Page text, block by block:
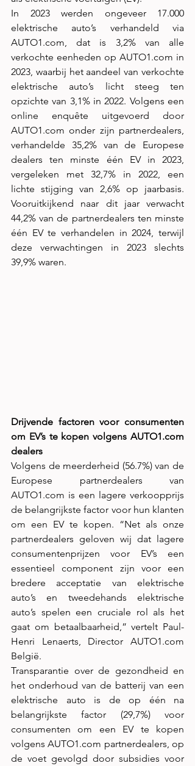
In 2023 werden ongeveer 17.000
AUTO1.com, dat is 3,2% van alle
verkochte eenheden op AUTO1.com in
2023, waarbij het aandeel van verkochte
elektrische auto’s licht steeg ten
opzichte van 3,1% in 2022. Volgens een
AUTO1.com onder zijn partnerdealers,
verhandelde 35,2% van de Europese
dealers ten minste één EV in 2023,
vergeleken met 32,7% in 2022, een
lichte stijging van 2,6% op jaarbasis.
Vooruitkijkend naar dit jaar verwacht
44,2% van de partnerdealers ten minste
één EV te verhandelen in 2024, terwijl
deze verwachtingen in 2023 slechts
39,9% waren.
Drijvende factoren voor consumenten
om EV’s te kopen volgens AUTO1.com
dealers
Volgens de meerderheid (56.7%) van de
AUTO1.com is een lagere verkoopprijs
de belangrijkste factor voor hun klanten
om een EV te kopen. “Net als onze
partnerdealers geloven wij dat lagere
consumentenprijzen voor EV’s een
essentieel component zijn voor een
bredere acceptatie van elektrische
auto’s en tweedehands elektrische
auto’s spelen een cruciale rol als het
gaat om betaalbaarheid,” vertelt Paul-
Henri Lenaerts, Director AUTO1.com
België.
Transparantie over de gezondheid en
het onderhoud van de batterij van een
elektrische auto is de op één na
belangrijkste factor (29,7%) voor
consumenten om een EV te kopen
volgens AUTO1.com partnerdealers, op
de voet gevolgd door subsidies voor